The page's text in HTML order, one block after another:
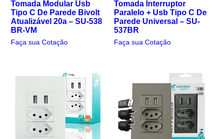
Tomada Modular Usb
Tipo C De Parede Bivolt
Atualizável 20a – SU-538
BR-VM
Faça sua Cotação
Tomada Interruptor
Paralelo + Usb Tipo C De
Parede Universal – SU-
537BR
Faça sua Cotação